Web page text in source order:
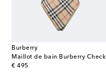
Burberry
Maillot de bain Burberry Check
€ 495
original price